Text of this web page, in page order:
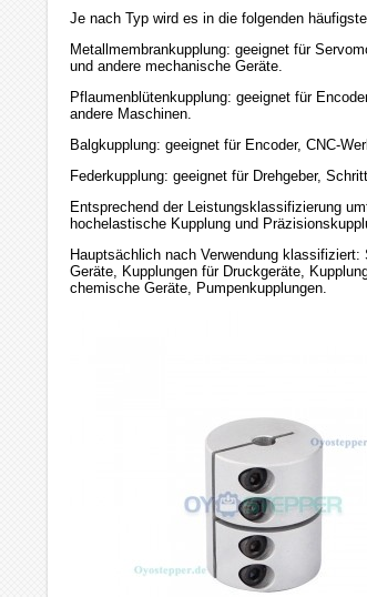
Je nach Typ wird es in die folgenden
Metallmembrankupplung: geeignet für
und andere mechanische Geräte.
Pflaumenblütenkupplung: geeignet für
andere Maschinen.
Balgkupplung: geeignet für Encoder, CNC-
Federkupplung: geeignet für Drehgeber,
Entsprechend der Leistungsklassifizierung
hochelastische Kupplung und
Hauptsächlich nach Verwendung
Geräte, Kupplungen für Druckgeräte,
chemische Geräte, Pumpenkupplungen.